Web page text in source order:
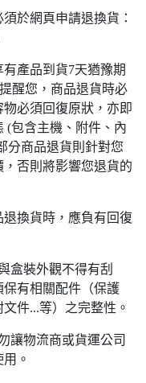
於網頁申請退換貨：
產品到貨7天猶豫期
醒您，商品退貨時必
必須回復原狀，亦即
(包含主機、附件、內
分商品退貨則針對您
否則將影響您退貨的
換貨時，應負有回復
盒裝外觀不得有刮
有相關配件（保護
件...等）之完整性。
讓物流商或貨運公司
。